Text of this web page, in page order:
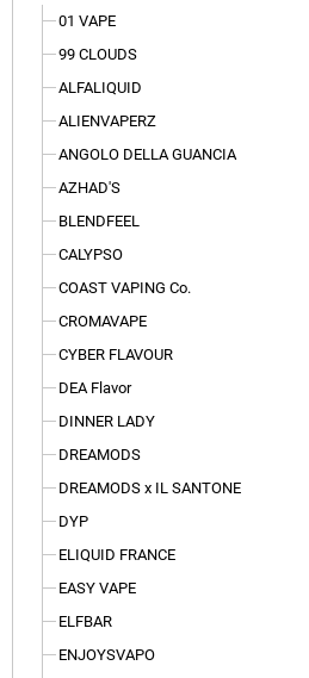
01 VAPE
99 CLOUDS
ALFALIQUID
ALIENVAPERZ
ANGOLO DELLA GUANCIA
AZHAD'S
BLENDFEEL
CALYPSO
COAST VAPING Co.
CROMAVAPE
CYBER FLAVOUR
DEA Flavor
DINNER LADY
DREAMODS
DREAMODS x IL SANTONE
DYP
ELIQUID FRANCE
EASY VAPE
ELFBAR
ENJOYSVAPO